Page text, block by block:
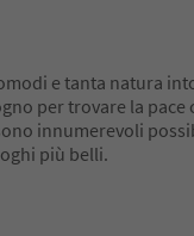
e tanta natura
per trovare la pace
innumerevoli
più belli.